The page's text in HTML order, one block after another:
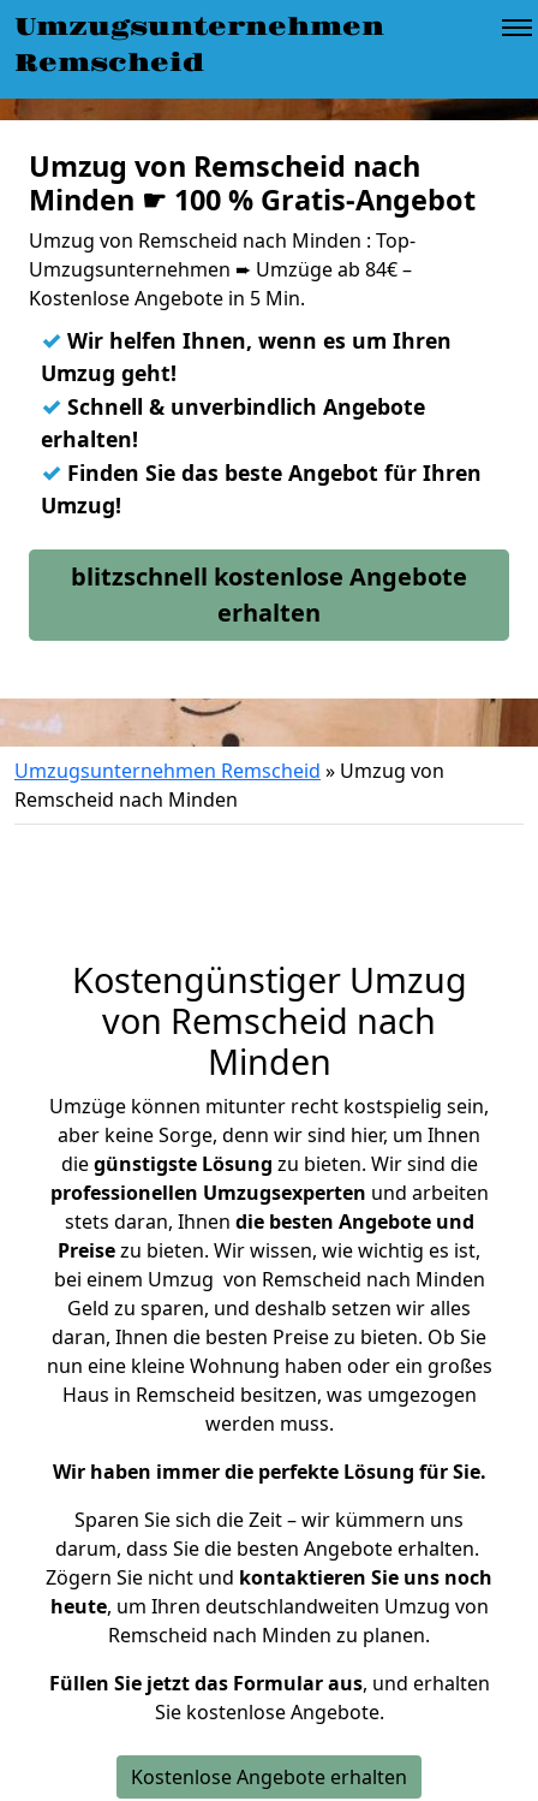
Umzugsunternehmen
Remscheid
Umzug von Remscheid nach
Minden ☛ 100 % Gratis-Angebot
Umzug von Remscheid nach Minden : Top-
Umzugsunternehmen ➨ Umzüge ab 84€ –
Kostenlose Angebote in 5 Min.
✓ Wir helfen Ihnen, wenn es um Ihren
Umzug geht!
✓ Schnell & unverbindlich Angebote
erhalten!
✓ Finden Sie das beste Angebot für Ihren
Umzug!
blitzschnell kostenlose Angebote
erhalten
Umzugsunternehmen Remscheid » Umzug von
Remscheid nach Minden
Kostengünstiger Umzug
von Remscheid nach
Minden
Umzüge können mitunter recht kostspielig sein,
aber keine Sorge, denn wir sind hier, um Ihnen
diegünstigste Lösung zu bieten. Wir sind die
professionellen Umzugsexperten und arbeiten
stets daran, Ihnen die besten Angebote und
Preisezu bieten. Wir wissen, wie wichtig es ist,
bei einem Umzug von Remscheid nach Minden
Geld zu sparen, und deshalb setzen wir alles
daran, Ihnen die besten Preise zu bieten. Ob Sie
nun eine kleine Wohnung haben oder ein großes
Haus in Remscheid besitzen, was umgezogen
werden muss.
Wir haben immer die perfekte Lösung für Sie.
Sparen Sie sich die Zeit – wir kümmern uns
darum, dass Sie die besten Angebote erhalten.
Zögern Sie nicht und kontaktieren Sie uns noch
heute, um Ihren deutschlandweiten Umzug von
Remscheid nach Minden zu planen.
Füllen Sie jetzt das Formular aus, und erhalten
Sie kostenlose Angebote.
Kostenlose Angebote erhalten